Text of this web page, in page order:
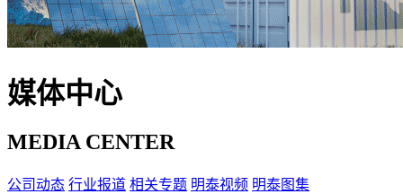
媒体中心
MEDIA CENTER
公司动态 行业报道 相关专题 明泰视频 明泰图集